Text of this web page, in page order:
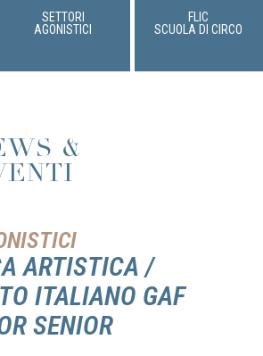
SETTORI
AGONISTICI
FLIC
SCUOLA DI CIRCO
&
ARTISTICA /
ITALIANO GAF
SENIOR